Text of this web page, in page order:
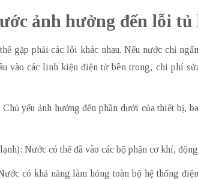
ảnh hưởng đến lỗi tủ
gặp phải các lỗi khác nhau. Nếu nước chỉ
vào các linh kiện điện tử bên trong, chi phí
yếu ảnh hưởng đến phần dưới của thiết bị,
Nước có thể đã vào các bộ phận cơ khí,
có khả năng làm hỏng toàn bộ hệ thống